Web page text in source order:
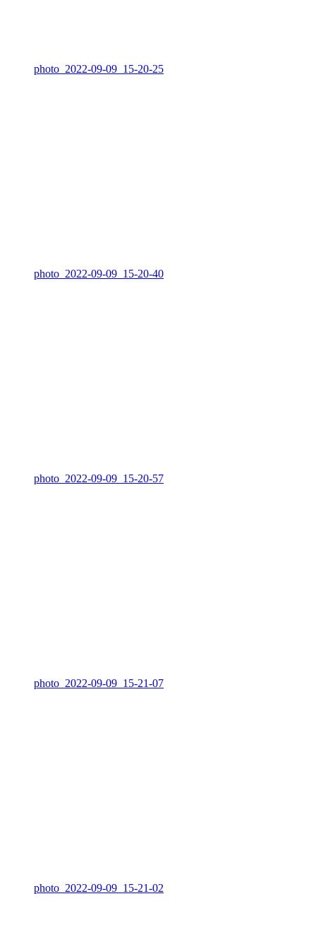
photo_2022-09-09_15-20-25
photo_2022-09-09_15-20-40
photo_2022-09-09_15-20-57
photo_2022-09-09_15-21-07
photo_2022-09-09_15-21-02